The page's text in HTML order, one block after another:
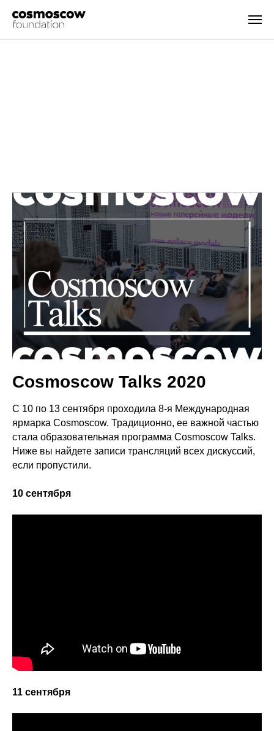
Cosmoscow Talks 2020
С 10 по 13 сентября проходила 8-я Международная
ярмарка Cosmoscow. Традиционно, ее важной частью
стала образовательная программа Cosmoscow Talks.
Ниже вы найдете записи трансляций всех дискуссий,
если пропустили.
10 сентября
11 сентября